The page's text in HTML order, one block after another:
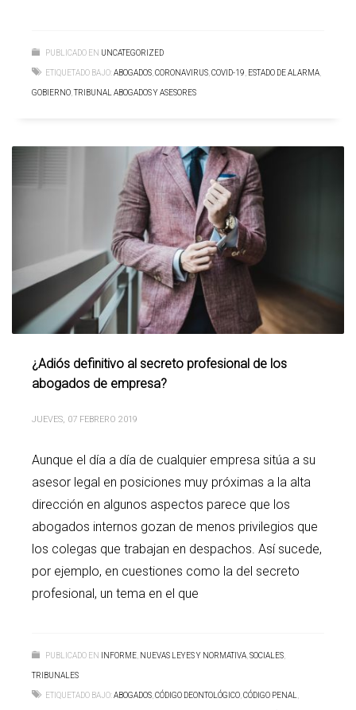
PUBLICADO EN UNCATEGORIZED
ETIQUETADO BAJO:ABOGADOS,CORONAVIRUS,COVID-19, ESTADO DE ALARMA,
GOBIERNO,TRIBUNAL ABOGADOS Y ASESORES
¿Adiós definitivo al secreto profesional de los
abogados de empresa?
JUEVES, 07 FEBRERO 2019
Aunque el día a día de cualquier empresa sitúa a su
asesor legal en posiciones muy próximas a la alta
dirección en algunos aspectos parece que los
abogados internos gozan de menos privilegios que
los colegas que trabajan en despachos. Así sucede,
por ejemplo, en cuestiones como la del secreto
profesional, un tema en el que
PUBLICADO EN INFORME, NUEVAS LEYES Y NORMATIVA,SOCIALES,
TRIBUNALES
ETIQUETADO BAJO:ABOGADOS,CÓDIGO DEONTOLÓGICO,CÓDIGO PENAL,